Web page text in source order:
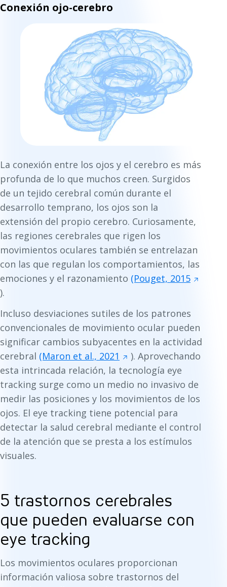
Conexión ojo-cerebro
La conexión entre los ojos y el cerebro es más
profunda de lo que muchos creen. Surgidos
de un tejido cerebral común durante el
desarrollo temprano, los ojos son la
extensión del propio cerebro. Curiosamente,
las regiones cerebrales que rigen los
movimientos oculares también se entrelazan
con las que regulan los comportamientos, las
emociones y el razonamiento (Pouget, 2015
).
Incluso desviaciones sutiles de los patrones
convencionales de movimiento ocular pueden
significar cambios subyacentes en la actividad
cerebral (Maron et al., 2021
). Aprovechando
esta intrincada relación, la tecnología eye
tracking surge como un medio no invasivo de
medir las posiciones y los movimientos de los
ojos. El eye tracking tiene potencial para
detectar la salud cerebral mediante el control
de la atención que se presta a los estímulos
visuales.
5 trastornos cerebrales
que pueden evaluarse con
eye tracking
Los movimientos oculares proporcionan
información valiosa sobre trastornos del